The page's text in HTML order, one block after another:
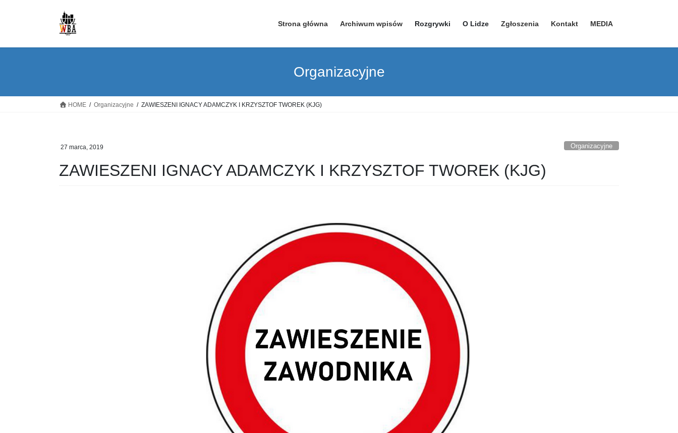
Strona główna Archiwum wpisów Rozgrywki O Lidze Zgłoszenia Kontakt MEDIA
YouTube – kanał 1
Organizacyjne
HOME Organizacyjne ZAWIESZENI IGNACY ADAMCZYK I KRZYSZTOF TWOREK (KJG)
27 marca, 2019 Organizacyjne
ZAWIESZENI IGNACY ADAMCZYK I KRZYSZTOF TWOREK (KJG)